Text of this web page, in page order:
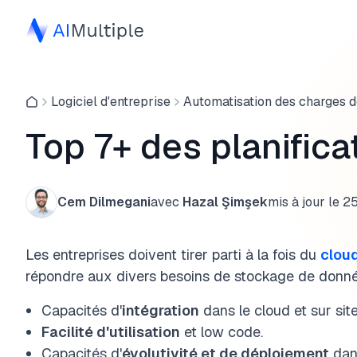
Logiciel d'entreprise Automatisation des charges
Top 7+ des
Cem Dilmeganiavec Hazal Şimşekmis à jour le
Les entreprises doivent tirer parti à la fois du
répondre aux divers besoins de stockage de
Capacités d'intégration dans le cloud et sur
Facilité d'utilisation et low code.